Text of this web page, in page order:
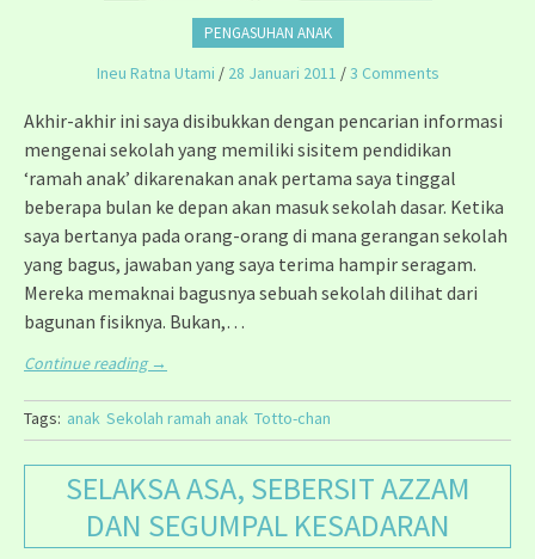
PENGASUHAN ANAK
Ineu Ratna Utami / 28 Januari 2011 /3 Comments
Akhir-akhir ini saya disibukkan dengan pencarian informasi
mengenai sekolah yang memiliki sisitem pendidikan
‘ramah anak’ dikarenakan anak pertama saya tinggal
beberapa bulan ke depan akan masuk sekolah dasar. Ketika
saya bertanya pada orang-orang di mana gerangan sekolah
yang bagus, jawaban yang saya terima hampir seragam.
Mereka memaknai bagusnya sebuah sekolah dilihat dari
bagunan fisiknya. Bukan,…
Continue reading →
Tags: anak Sekolah ramah anak Totto-chan
SELAKSA ASA, SEBERSIT AZZAM
DAN SEGUMPAL KESADARAN